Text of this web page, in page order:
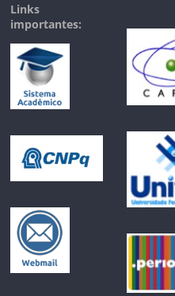
Links
importantes: